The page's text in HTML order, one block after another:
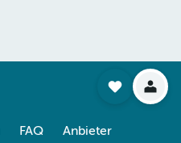
FAQ Anbieter